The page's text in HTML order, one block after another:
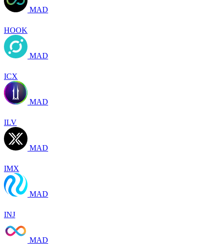
MAD
HOOK
MAD
ICX
MAD
ILV
MAD
IMX
MAD
INJ
MAD